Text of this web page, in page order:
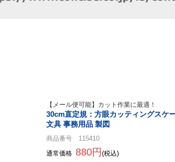
【メール便可能】カット作業に最適！
30cm直定規：方眼カッティングスケ
文具 事務用品 製図
商品番号 115410
通常価格 880円 (税込)